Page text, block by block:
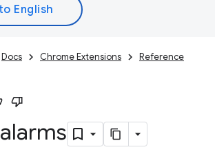
Docs Chrome Extensions
Reference
alarms